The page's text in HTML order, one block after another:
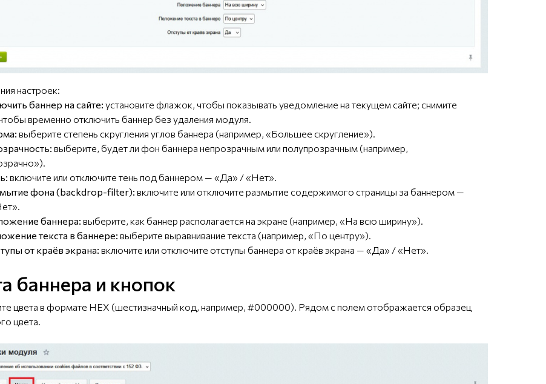
настроек:
баннер на сайте: установите флажок, чтобы показывать уведомление на текущем сайте; снимите
временно отключить баннер без удаления модуля.
выберите степень скругления углов баннера (например, «Большее скругление»).
выберите, будет ли фон баннера непрозрачным или полупрозрачным (например,
включите или отключите тень под баннером — «Да» / «Нет».
фона (backdrop-filter): включите или отключите размытие содержимого страницы за баннером —
баннера: выберите, как баннер располагается на экране (например, «На всю ширину»).
текста в баннере: выберите выравнивание текста (например, «По центру»).
от краёв экрана: включите или отключите отступы баннера от краёв экрана — «Да» / «Нет».
баннера и кнопок
цвета в формате HEX (шестизначный код, например, #000000). Рядом с полем отображается образец
цвета.